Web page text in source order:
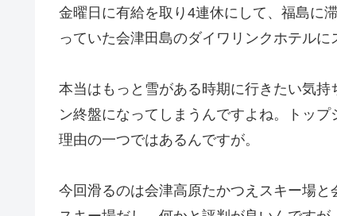
金曜日に有給を取り4連休にして、福島に
っていた会津田島のダイワリンクホテルに
本当はもっと雪がある時期に行きたい気
ン終盤になってしまうんですよね。トッ
理由の一つではあるんですが。
今回滑るのは会津高原たかつえスキー場